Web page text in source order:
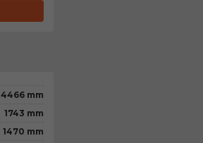
4466 mm
1743 mm
1470 mm